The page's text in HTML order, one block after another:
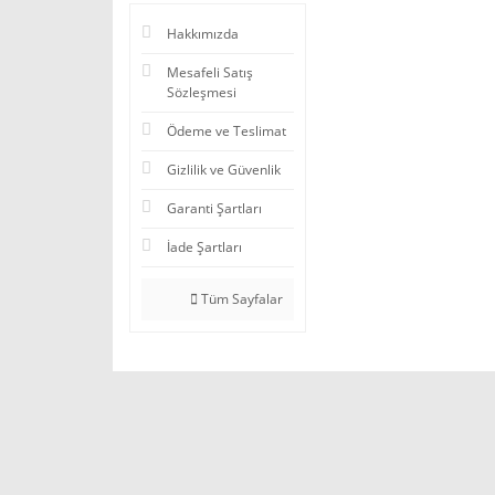
Hakkımızda
Mesafeli Satış
Sözleşmesi
Ödeme ve Teslimat
Gizlilik ve Güvenlik
Garanti Şartları
İade Şartları
Tüm Sayfalar